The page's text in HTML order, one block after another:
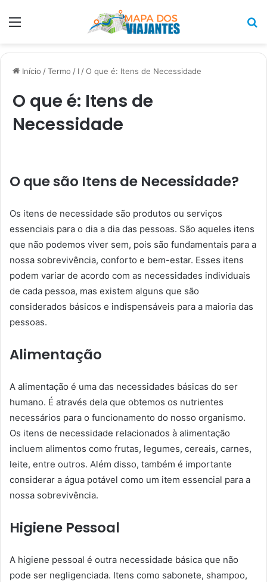
Menu
Início /Termo / I /O que é: Itens de Necessidade
O que é: Itens de
Necessidade
O que são Itens de Necessidade?
Os itens de necessidade são produtos ou serviços
essenciais para o dia a dia das pessoas. São aqueles itens
que não podemos viver sem, pois são fundamentais para a
nossa sobrevivência, conforto e bem-estar. Esses itens
podem variar de acordo com as necessidades individuais
de cada pessoa, mas existem alguns que são
considerados básicos e indispensáveis para a maioria das
pessoas.
Alimentação
A alimentação é uma das necessidades básicas do ser
humano. É através dela que obtemos os nutrientes
necessários para o funcionamento do nosso organismo.
Os itens de necessidade relacionados à alimentação
incluem alimentos como frutas, legumes, cereais, carnes,
leite, entre outros. Além disso, também é importante
considerar a água potável como um item essencial para a
nossa sobrevivência.
Higiene Pessoal
A higiene pessoal é outra necessidade básica que não
pode ser negligenciada. Itens como sabonete, shampoo,